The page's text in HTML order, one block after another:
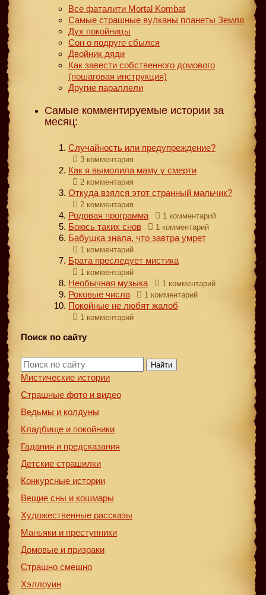
Все фаталити Mortal Kombat
Самые страшные вулканы планеты Земля
Дух покойницы
Сон о подруге сбылся
Двойник дяди
Как завести собственного домового
(пошаговая инструкция)
Другие параллели
Самые комментируемые истории за
месяц:
Случайность или предупреждение?
3 комментария
Как я вымолила маму у смерти
2 комментария
Откуда взялся этот странный мальчик?
2 комментария
Родовая программа 1 комментарий
Боюсь таких снов 1 комментарий
Бабушка знала, что завтра умрет
1 комментарий
Брата преследует мистика
1 комментарий
Необычная музыка 1 комментарий
Роковые числа 1 комментарий
Покойные не любят жалоб
1 комментарий
Поиск по сайту
Найти
Мистические истории
Страшные фото и видео
Ведьмы и колдуны
Кладбище и покойники
Гадания и предсказания
Детские страшилки
Конкурсные истории
Вещие сны и кошмары
Художественные рассказы
Маньяки и преступники
Домовые и призраки
Страшно смешно
Хэллоуин